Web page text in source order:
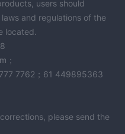
users should
and regulations of the
located.
；
7762；61 449895363
please send the